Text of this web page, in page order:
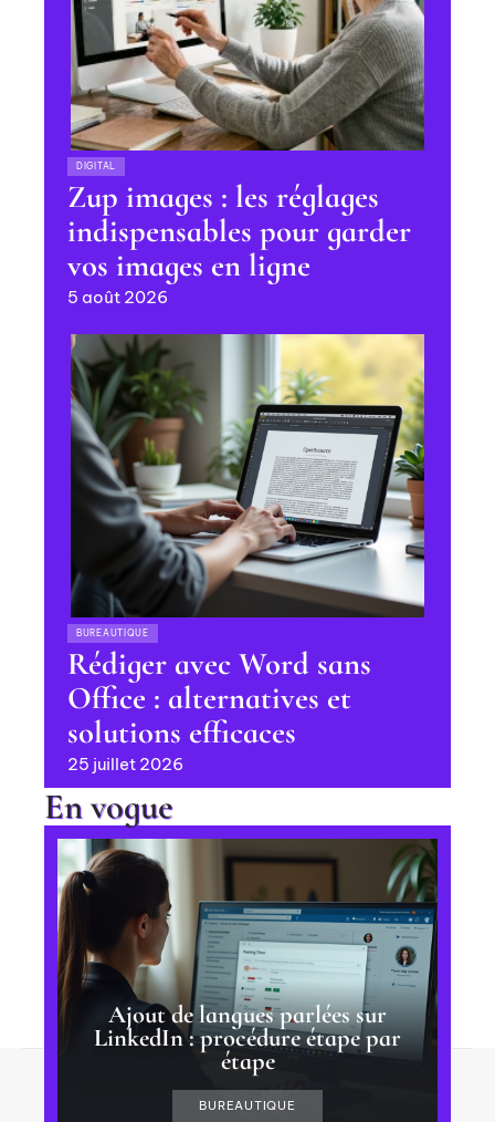
DIGITAL
Zup images : les réglages
indispensables pour garder
vos images en ligne
5 août 2026
BUREAUTIQUE
Rédiger avec Word sans
Office : alternatives et
solutions efficaces
25 juillet 2026
En vogue
Ajout de langues parlées sur
LinkedIn : procédure étape par
étape
BUREAUTIQUE
© 2025 | geeknewz.fr
Mentions Légales